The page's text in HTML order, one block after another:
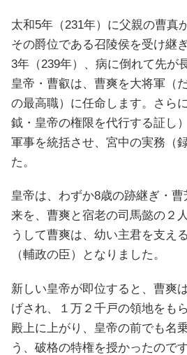
太和5年（231年）に父親の曹真
その爵位である召陵侯を受け継
3年（239年）、病に倒れて先が
皇帝・曹叡は、曹爽を大将軍（
の最高職）に任命します。さら
鉞・皇帝の権限を代行する証し
軍事を統括させ、宮中の実務（
た。
皇帝は、わずか8歳の跡継ぎ・
来を、曹爽と宿老の司馬懿の２
うして曹爽は、幼い主君を支え
（輔政の臣）となりました。
新しい皇帝が即位すると、曹爽
げされ、１万２千戸の領地をも
殿上に上がり、皇帝の前でも名
う、破格の特権を授かったのです